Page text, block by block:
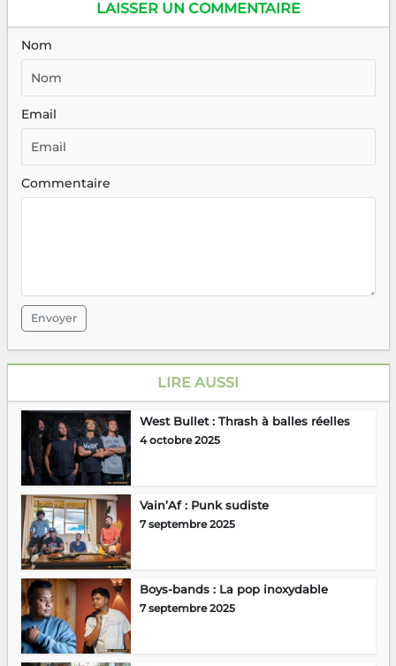
LAISSER UN COMMENTAIRE
Nom
Email
Commentaire
Envoyer
LIRE AUSSI
West Bullet : Thrash à balles réelles
4 octobre 2025
Vain’Af : Punk sudiste
7 septembre 2025
Boys-bands : La pop inoxydable
7 septembre 2025